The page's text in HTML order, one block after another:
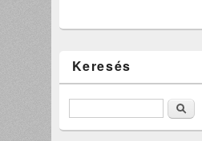
Keresés
Keresés